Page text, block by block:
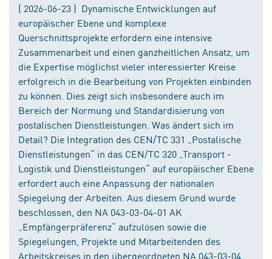
( 2026-06-23 ) Dynamische Entwicklungen auf
europäischer Ebene und komplexe
Querschnittsprojekte erfordern eine intensive
Zusammenarbeit und einen ganzheitlichen Ansatz, um
die Expertise möglichst vieler interessierter Kreise
erfolgreich in die Bearbeitung von Projekten einbinden
zu können. Dies zeigt sich insbesondere auch im
Bereich der Normung und Standardisierung von
postalischen Dienstleistungen. Was ändert sich im
Detail? Die Integration des CEN/TC 331 „Postalische
Dienstleistungen“ in das CEN/TC 320 „Transport -
Logistik und Dienstleistungen“ auf europäischer Ebene
erfordert auch eine Anpassung der nationalen
Spiegelung der Arbeiten. Aus diesem Grund wurde
beschlossen, den NA 043-03-04-01 AK
„Empfängerpräferenz“ aufzulösen sowie die
Spiegelungen, Projekte und Mitarbeitenden des
Arbeitskreises in den übergeordneten NA 043-03-04